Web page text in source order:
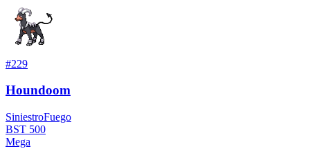
#229
Houndoom
SiniestroFuego
BST 500
Mega